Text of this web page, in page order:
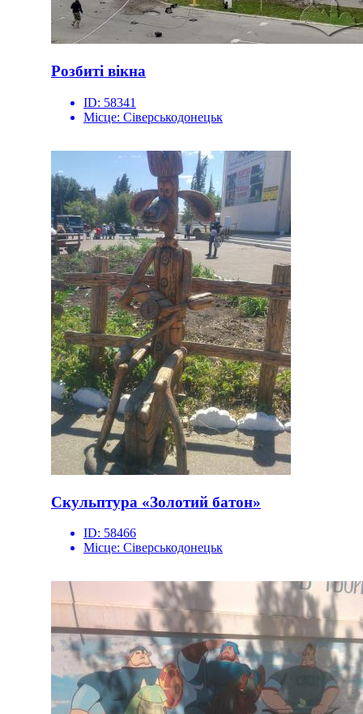
Розбиті вікна
ID: 58341
Місце: Сіверськодонецьк
Скульптура «Золотий батон»
ID: 58466
Місце: Сіверськодонецьк